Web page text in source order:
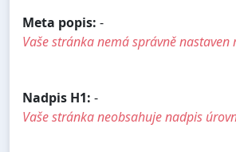
Meta popis: -
Vaše stránka nemá správně nastaven
Nadpis H1: -
Vaše stránka neobsahuje nadpis